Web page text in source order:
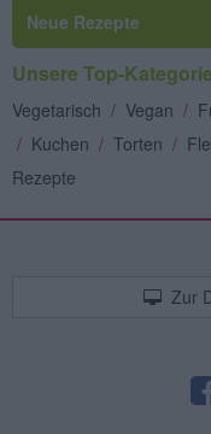
Neue Rezepte
Unsere Top-
Vegetarisch / Vegan /
/ Kuchen / Torten /
Rezepte
Zur